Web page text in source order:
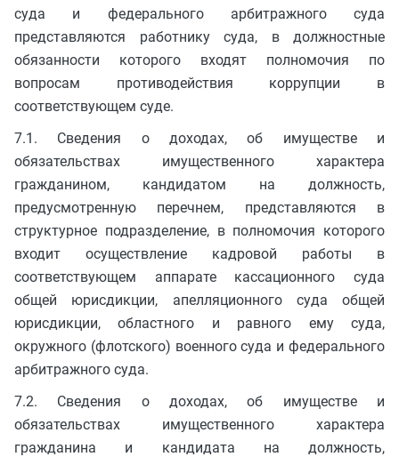
суда и федерального арбитражного суда
представляются работнику суда, в должностные
обязанности которого входят полномочия по
вопросам противодействия коррупции в
соответствующем суде.
7.1. Сведения о доходах, об имуществе и
обязательствах имущественного характера
гражданином, кандидатом на должность,
предусмотренную перечнем, представляются в
структурное подразделение, в полномочия которого
входит осуществление кадровой работы в
соответствующем аппарате кассационного суда
общей юрисдикции, апелляционного суда общей
юрисдикции, областного и равного ему суда,
окружного (флотского) военного суда и федерального
арбитражного суда.
7.2. Сведения о доходах, об имуществе и
обязательствах имущественного характера
гражданина и кандидата на должность,